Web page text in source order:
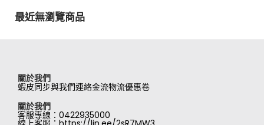
最近無瀏覽商品
關於我們
蝦皮同步與我們連絡金流物流優惠卷
關於我們
客服專線：0422935000